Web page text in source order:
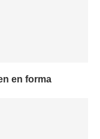
en forma